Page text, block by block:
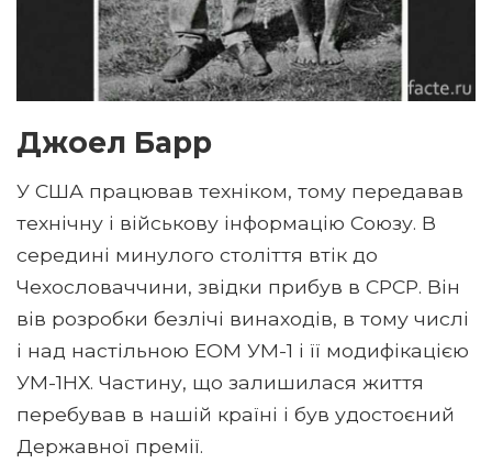
Джоел Барр
У США працював техніком, тому передавав
технічну і військову інформацію Союзу. В
середині минулого століття втік до
Чехословаччини, звідки прибув в СРСР. Він
вів розробки безлічі винаходів, в тому числі
і над настільною ЕОМ УМ-1 і її модифікацією
УМ-1НХ. Частину, що залишилася життя
перебував в нашій країні і був удостоєний
Державної премії.